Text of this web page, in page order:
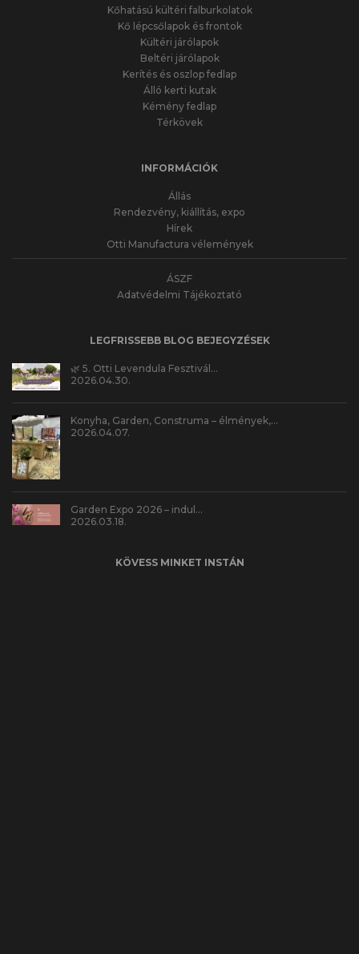
Kőhatású kültéri falburkolatok
Kő lépcsőlapok és frontok
Kültéri járólapok
Beltéri járólapok
Kerítés és oszlop fedlap
Álló kerti kutak
Kémény fedlap
Térkövek
INFORMÁCIÓK
Állás
Rendezvény, kiállítás, expo
Hírek
Otti Manufactura vélemények
ÁSZF
Adatvédelmi Tájékoztató
LEGFRISSEBB BLOG BEJEGYZÉSEK
🌿 5. Otti Levendula Fesztivál…
2026.04.30.
Konyha, Garden, Construma – élmények,…
2026.04.07.
Garden Expo 2026 – indul…
2026.03.18.
KÖVESS MINKET INSTÁN